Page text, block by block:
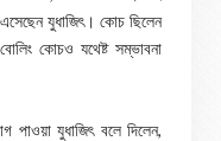
যুধাজিৎ। কোচ ছিলেন
কোচও যথেষ্ট সম্ভাবনা
পাওয়া যুধাজিৎ বলে দিলেন,